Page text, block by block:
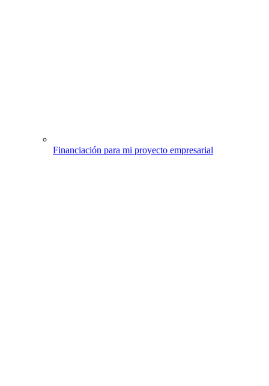
Financiación para mi proyecto empresarial